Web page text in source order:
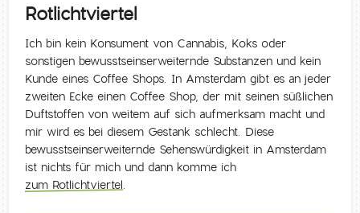
Rotlichtviertel
Ich bin kein Konsument von Cannabis, Koks oder
sonstigen bewusstseinserweiternde Substanzen und kein
Kunde eines Coffee Shops. In Amsterdam gibt es an jeder
zweiten Ecke einen Coffee Shop, der mit seinen süßlichen
Duftstoffen von weitem auf sich aufmerksam macht und
mir wird es bei diesem Gestank schlecht. Diese
bewusstseinserweiternde Sehenswürdigkeit in Amsterdam
ist nichts für mich und dann komme ich
zum Rotlichtviertel.